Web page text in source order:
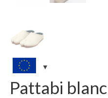
Pattabi blanc